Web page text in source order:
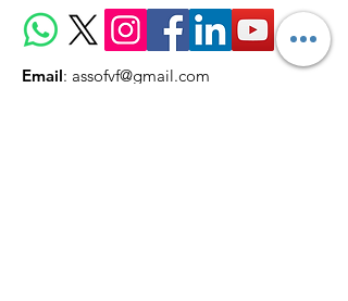
Email: assofvf@gmail.com